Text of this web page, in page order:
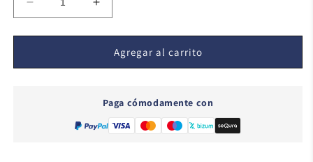
Reducir
cantidad
para
Star
Aumentar
cantidad
para
Familia
Star
Agregar al carrito
Paga cómodamente con